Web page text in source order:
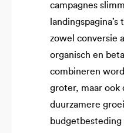
campagnes
zowel conversie
organisch en
combineren
groter, maar ook
duurzamere